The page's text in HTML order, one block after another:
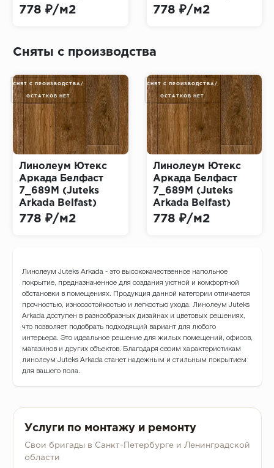
778 ₽/м2 778 ₽/м2
Сняты с производства
СНЯТ С ПРОИЗВОДСТВА/
ОСТАТКОВ НЕТ
Линолеум Ютекс
Аркада Белфаст
7_689M (Juteks
Arkada Belfast)
778 ₽/м2
СНЯТ С ПРОИЗВОДСТВА/
ОСТАТКОВ НЕТ
Линолеум Ютекс
Аркада Белфаст
7_689M (Juteks
Arkada Belfast)
778 ₽/м2
Линолеум Juteks Arkada - это высококачественное напольное
покрытие, предназначенное для создания уютной и комфортной
обстановки в помещениях. Продукция данной категории отличается
прочностью, износостойкостью и легкостью ухода. Линолеум Juteks
Arkada доступен в разнообразных дизайнах и цветовых решениях,
что позволяет подобрать подходящий вариант для любого
интерьера. Это идеальное решение для жилых помещений, офисов,
магазинов и других объектов. Благодаря своим характеристикам
линолеум Juteks Arkada станет надежным и стильным покрытием
для вашего пола.
Услуги по монтажу и ремонту
Свои бригады в Санкт-Петербурге и Ленинградской
области